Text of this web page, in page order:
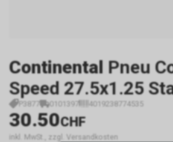
Continental Pneu
Speed 27.5x1.25
P3877 0101397 4019238774535
30.50CHF
inkl. MwSt., zzgl. Versandkosten